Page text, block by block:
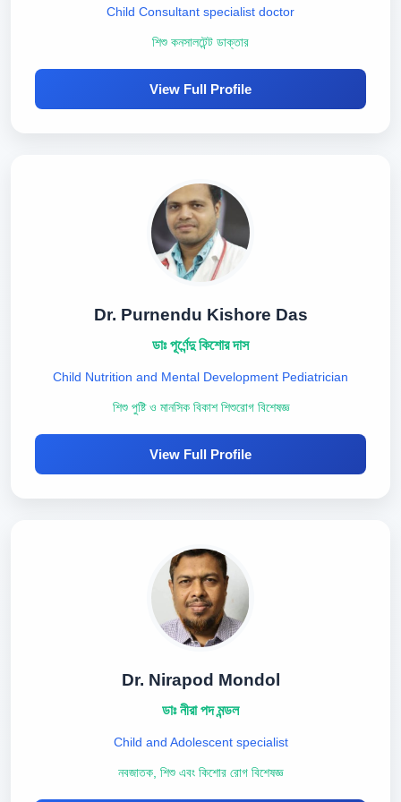
Child Consultant specialist doctor
শিশু কনসালটেন্ট ডাক্তার
View Full Profile
Dr. Purnendu Kishore Das
ডাঃ পূর্ণেন্দু কিশোর দাস
Child Nutrition and Mental Development Pediatrician
শিশু পুষ্টি ও মানসিক বিকাশ শিশুরোগ বিশেষজ্ঞ
View Full Profile
Dr. Nirapod Mondol
ডাঃ নীরা পদ মন্ডল
Child and Adolescent specialist
নবজাতক, শিশু এবং কিশোর রোগ বিশেষজ্ঞ